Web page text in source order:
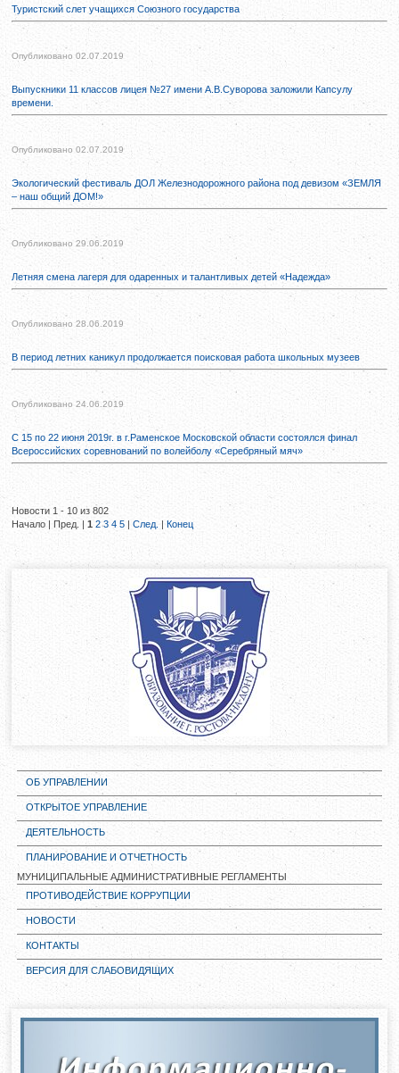
Туристский слет учащихся Союзного государства
Опубликовано 02.07.2019
Выпускники 11 классов лицея №27 имени А.В.Суворова заложили Капсулу
времени.
Опубликовано 02.07.2019
Экологический фестиваль ДОЛ Железнодорожного района под девизом «ЗЕМЛЯ
– наш общий ДОМ!»
Опубликовано 29.06.2019
Летняя смена лагеря для одаренных и талантливых детей «Надежда»
Опубликовано 28.06.2019
В период летних каникул продолжается поисковая работа школьных музеев
Опубликовано 24.06.2019
С 15 по 22 июня 2019г. в г.Раменское Московской области состоялся финал
Всероссийских соревнований по волейболу «Серебряный мяч»
Новости 1 - 10 из 802
Начало | Пред. |1 2 3 4 5 |След. |Конец
ОБ УПРАВЛЕНИИ
ОТКРЫТОЕ УПРАВЛЕНИЕ
ДЕЯТЕЛЬНОСТЬ
ПЛАНИРОВАНИЕ И ОТЧЕТНОСТЬ
МУНИЦИПАЛЬНЫЕ АДМИНИСТРАТИВНЫЕ РЕГЛАМЕНТЫ
ПРОТИВОДЕЙСТВИЕ КОРРУПЦИИ
НОВОСТИ
КОНТАКТЫ
ВЕРСИЯ ДЛЯ СЛАБОВИДЯЩИХ